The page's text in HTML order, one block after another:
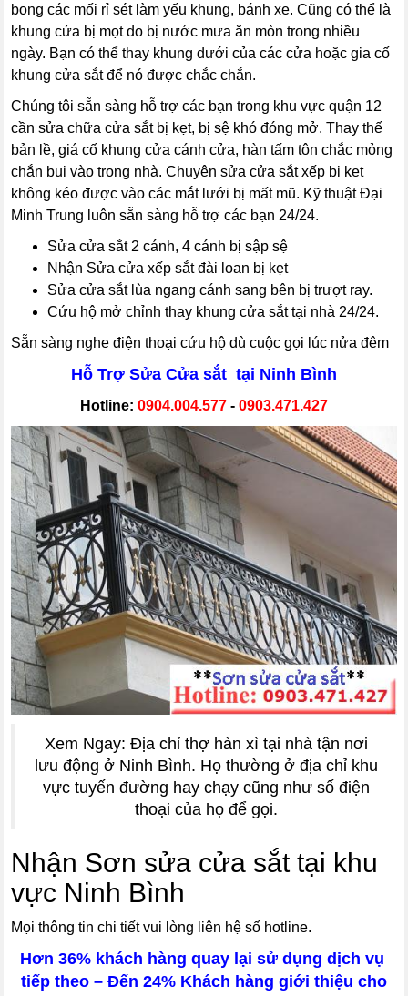
bong các mối rỉ sét làm yếu khung, bánh xe. Cũng có thể là
khung cửa bị mọt do bị nước mưa ăn mòn trong nhiều
ngày. Bạn có thể thay khung dưới của các cửa hoặc gia cố
khung cửa sắt để nó được chắc chắn.
Chúng tôi sẵn sàng hỗ trợ các bạn trong khu vực quận 12
cần sửa chữa cửa sắt bị kẹt, bị sệ khó đóng mở. Thay thế
bản lề, giá cố khung cửa cánh cửa, hàn tấm tôn chắc mỏng
chắn bụi vào trong nhà. Chuyên sửa cửa sắt xếp bị kẹt
không kéo được vào các mắt lưới bị mất mũ. Kỹ thuật Đại
Minh Trung luôn sẵn sàng hỗ trợ các bạn 24/24.
Sửa cửa sắt 2 cánh, 4 cánh bị sập sệ
Nhận Sửa cửa xếp sắt đài loan bị kẹt
Sửa cửa sắt lùa ngang cánh sang bên bị trượt ray.
Cứu hộ mở chỉnh thay khung cửa sắt tại nhà 24/24.
Sẵn sàng nghe điện thoại cứu hộ dù cuộc gọi lúc nửa đêm
Hỗ Trợ Sửa Cửa sắt tại Ninh Bình
Hotline: 0904.004.577 - 0903.471.427
Xem Ngay: Địa chỉ thợ hàn xì tại nhà tận nơi
lưu động ở Ninh Bình. Họ thường ở địa chỉ khu
vực tuyến đường hay chạy cũng như số điện
thoại của họ để gọi.
Nhận Sơn sửa cửa sắt tại khu
vực Ninh Bình
Mọi thông tin chi tiết vui lòng liên hệ số hotline.
Hơn 36% khách hàng quay lại sử dụng dịch vụ
tiếp theo – Đến 24% Khách hàng giới thiệu cho